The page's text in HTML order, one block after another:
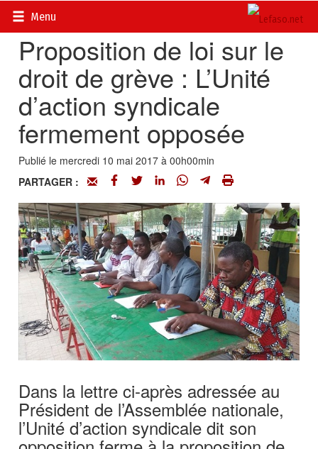
Menu
Accueil>
Proposition de loi sur le
droit de grève : L’Unité
d’action syndicale
fermement opposée
Publié le mercredi 10 mai 2017 à 00h00min
PARTAGER :
Dans la lettre ci-après adressée au
Président de l’Assemblée nationale,
l’Unité d’action syndicale dit son